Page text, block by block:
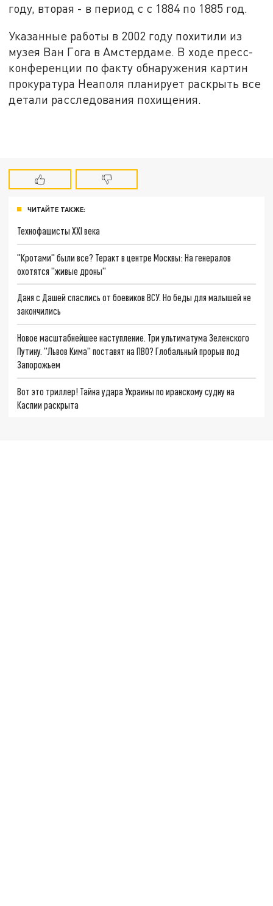
году, вторая - в период с с 1884 по 1885 год.
Указанные работы в 2002 году похитили из
музея Ван Гога в Амстердаме. В ходе пресс-
конференции по факту обнаружения картин
прокуратура Неаполя планирует раскрыть все
детали расследования похищения.
ЧИТАЙТЕ ТАКЖЕ:
Технофашисты XXI века
"Кротами" были все? Теракт в центре Москвы: На генералов
охотятся "живые дроны"
Даня с Дашей спаслись от боевиков ВСУ. Но беды для малышей не
закончились
Новое масштабнейшее наступление. Три ультиматума Зеленского
Путину. "Львов Кима" поставят на ПВО? Глобальный прорыв под
Запорожьем
Вот это триллер! Тайна удара Украины по иранскому судну на
Каспии раскрыта